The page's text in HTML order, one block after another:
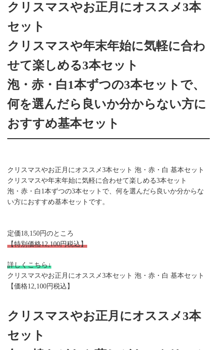
クリスマスやお正月にオススメ3本
セット
クリスマスや年末年始に気軽に合わ
せて楽しめる3本セット
泡・赤・白1本ずつの3本セットで、
何を選んだら良いか分からない方に
おすすめ基本セット
クリスマスやお正月にオススメ3本セット 泡・赤・白 基本セット
クリスマスや年末年始に気軽に合わせて楽しめる3本セット
泡・赤・白1本ずつの3本セットで、何を選んだら良いか分からな
い方におすすめ基本セットです。
定価18,150円のところ
【特別価格12,100円税込】
詳しくこちら↓
クリスマスやお正月にオススメ3本セット 泡・赤・白 基本セット
【価格12,100円税込】
クリスマスやお正月にオススメ3本
セット